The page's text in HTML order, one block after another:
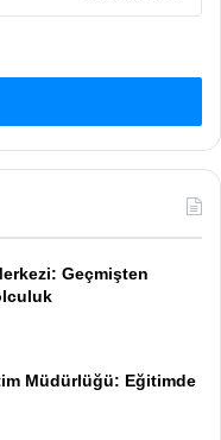
Geçmişten
Müdürlüğü: Eğitimde